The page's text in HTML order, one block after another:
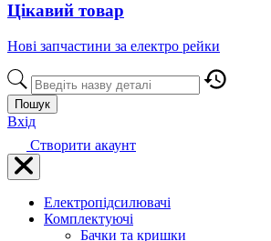
Цікавий товар
Нові запчастини за електро рейки
Пошук
Вхід
Створити акаунт
Електропідсилювачі
Комплектуючі
Бачки та кришки